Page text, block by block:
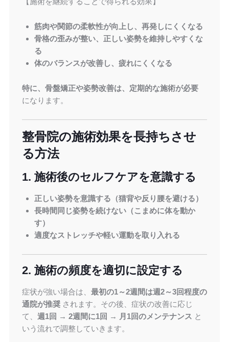
筋肉や関節の柔軟性が向上し、再発しにくくなる
骨格の歪みが整い、正しい姿勢を維持しやすくな
る
体のバランスが改善し、疲れにくくなる
特に、骨盤矯正や姿勢改善は、定期的な施術が必要
になります。
整骨院の施術効果を長持ちさせ
る方法
1. 施術後のセルフケアを意識する
正しい姿勢を意識する（猫背や反り腰を避ける）
長時間同じ姿勢を続けない（こまめに体を動か
す）
適度なストレッチや軽い運動を取り入れる
2. 施術の頻度を適切に設定する
症状が強い場合は、 最初の1～2週間は週2～3回程度の
通院が推奨されます。その後、症状の改善に応じ
て、 週1回 → 2週間に1回 → 月1回のメンテナンス と
いう流れで調整していきます。